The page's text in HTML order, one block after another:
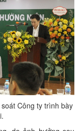
Công ty trình bày